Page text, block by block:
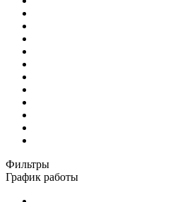
Фильтры
График работы